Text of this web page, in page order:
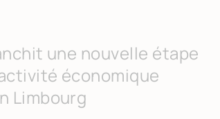
une nouvelle étape
économique
Limbourg